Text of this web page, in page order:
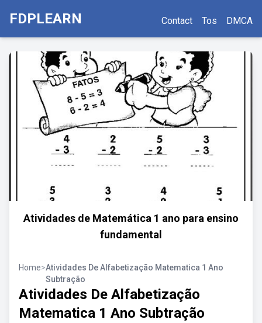
FDPLEARN Contact Tos DMCA
Atividades de Matemática 1 ano para ensino
fundamental
Home>Atividades De Alfabetização Matematica 1 Ano
Subtração
Atividades De Alfabetização
Matematica 1 Ano Subtração